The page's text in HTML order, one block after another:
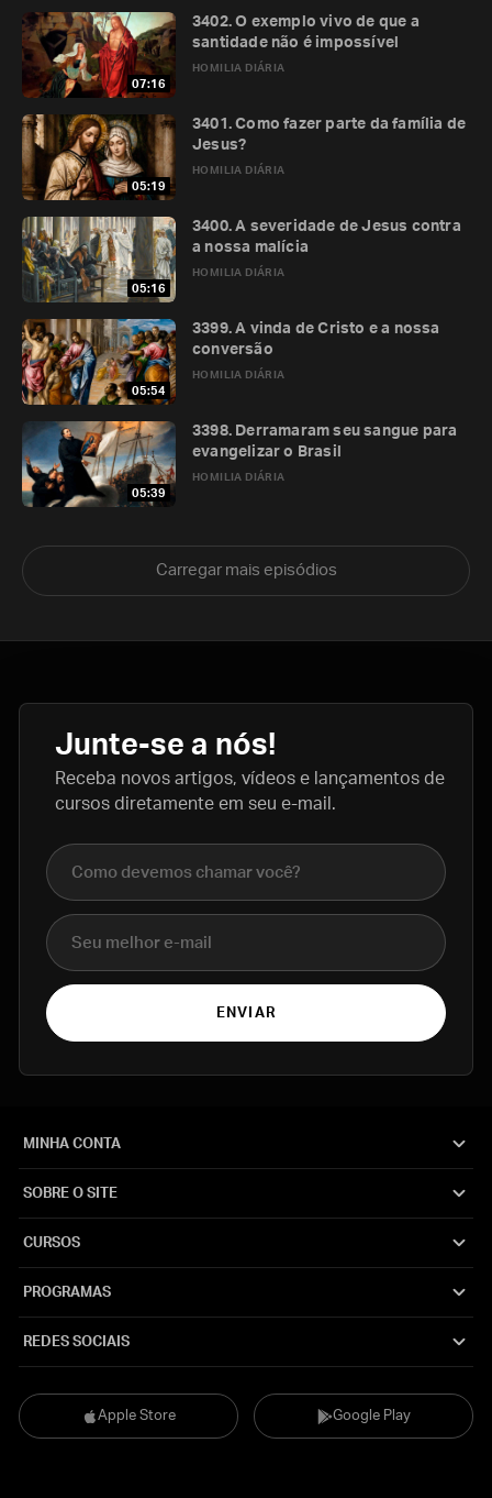
07:16
HOMILIA DIÁRIA
3402. O exemplo vivo de que a
santidade não é impossível
05:19
HOMILIA DIÁRIA
3401. Como fazer parte da família de
Jesus?
05:16
HOMILIA DIÁRIA
3400. A severidade de Jesus contra
a nossa malícia
05:54
HOMILIA DIÁRIA
3399. A vinda de Cristo e a nossa
conversão
05:39
HOMILIA DIÁRIA
3398. Derramaram seu sangue para
evangelizar o Brasil
Carregar mais episódios
Junte-se a nós!
Receba novos artigos, vídeos e lançamentos de
cursos diretamente em seu e-mail.
Nome completo
E-mail
ENVIAR
Apple Store Google Play
MINHA CONTA
SOBRE O SITE
CURSOS
PROGRAMAS
REDES SOCIAIS